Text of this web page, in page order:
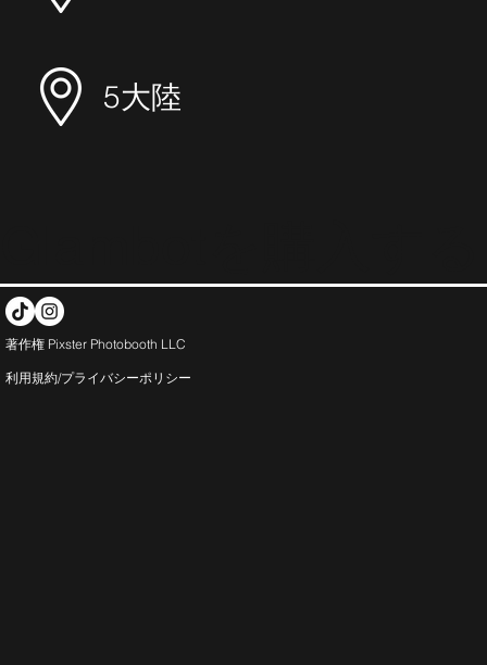
5大陸
著作権 Pixster Photobooth LLC
利用規約/プライバシーポリシー